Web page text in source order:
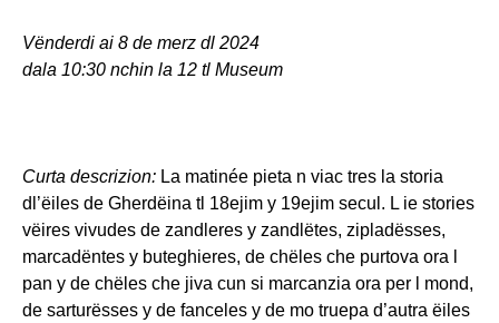
Vënderdi ai 8 de merz dl 2024
dala 10:30 nchin la 12 tl Museum
Curta descrizion: La matinée pieta n viac tres la storia
dl’ëiles de Gherdëina tl 18ejim y 19ejim secul. L ie stories
vëires vivudes de zandleres y zandlëtes, zipladësses,
marcadëntes y buteghieres, de chëles che purtova ora l
pan y de chëles che jiva cun si marcanzia ora per l mond,
de sarturësses y de fanceles y de mo truepa d’autra ëiles